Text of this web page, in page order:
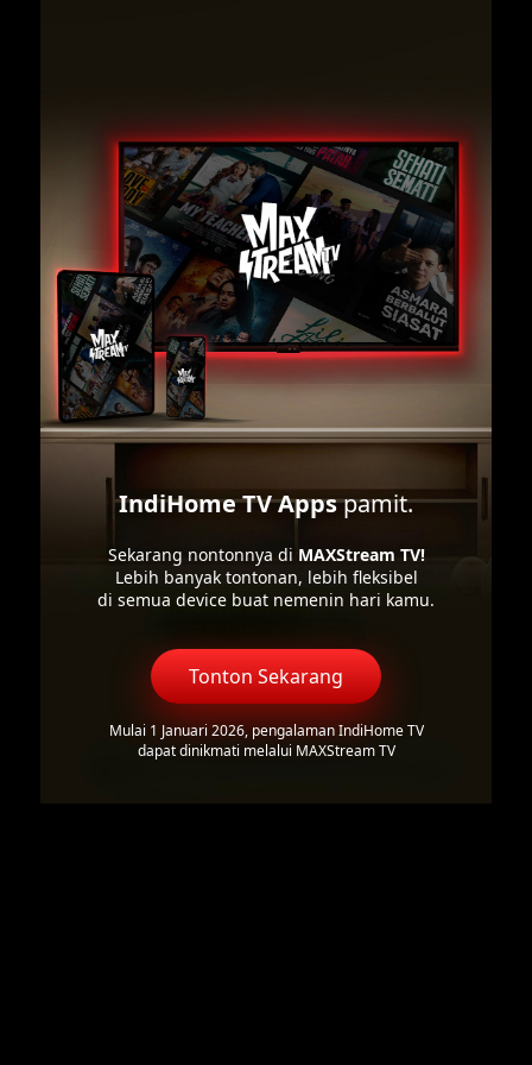
IndiHome TV Appspamit.
Sekarang nontonnya di MAXStream TV!
Lebih banyak tontonan, lebih fleksibel
di semua device buat nemenin hari kamu.
Tonton Sekarang
Mulai 1 Januari 2026, pengalaman IndiHome TV
dapat dinikmati melalui MAXStream TV